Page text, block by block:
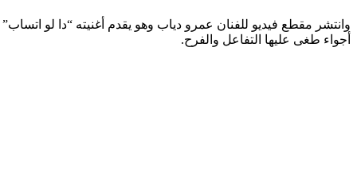
وانتشر مقطع فيديو للفنان عمرو دياب وهو يقدم أغنيته “دا لو
أجواء طغى عليها التفاعل والفرح.